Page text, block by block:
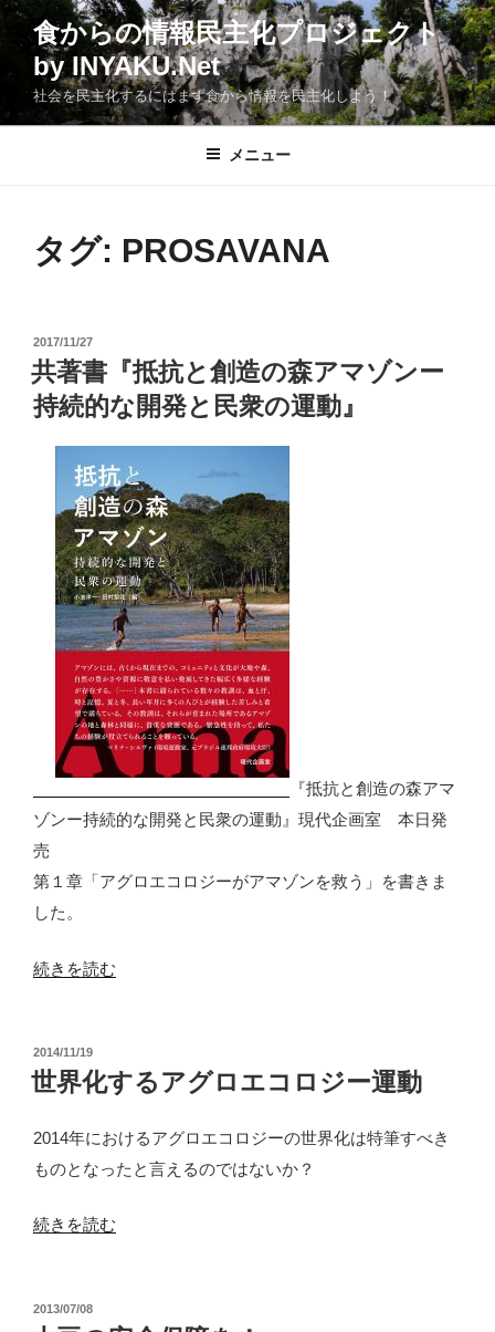
コ
食からの情報民主化プロジェクト
by INYAKU.Net
社会を民主化するにはまず食から情報を民主化しよう！
メニュー
タグ: PROSAVANA
投
稿
日:
2017/11/27
共著書『抵抗と創造の森アマゾンー
持続的な開発と民衆の運動』
『抵抗と創造の森アマ
ゾンー持続的な開発と民衆の運動』現代企画室 本日発
売
第１章「アグロエコロジーがアマゾンを救う」を書きま
した。
“共
『抵
抗
造
の
マ
続きを読む
投
稿
日:
2014/11/19
世界化するアグロエコロジー運動
2014年におけるアグロエコロジーの世界化は特筆すべき
ものとなったと言えるのではないか？
“世
す
続きを読む
投
稿
2013/07/08